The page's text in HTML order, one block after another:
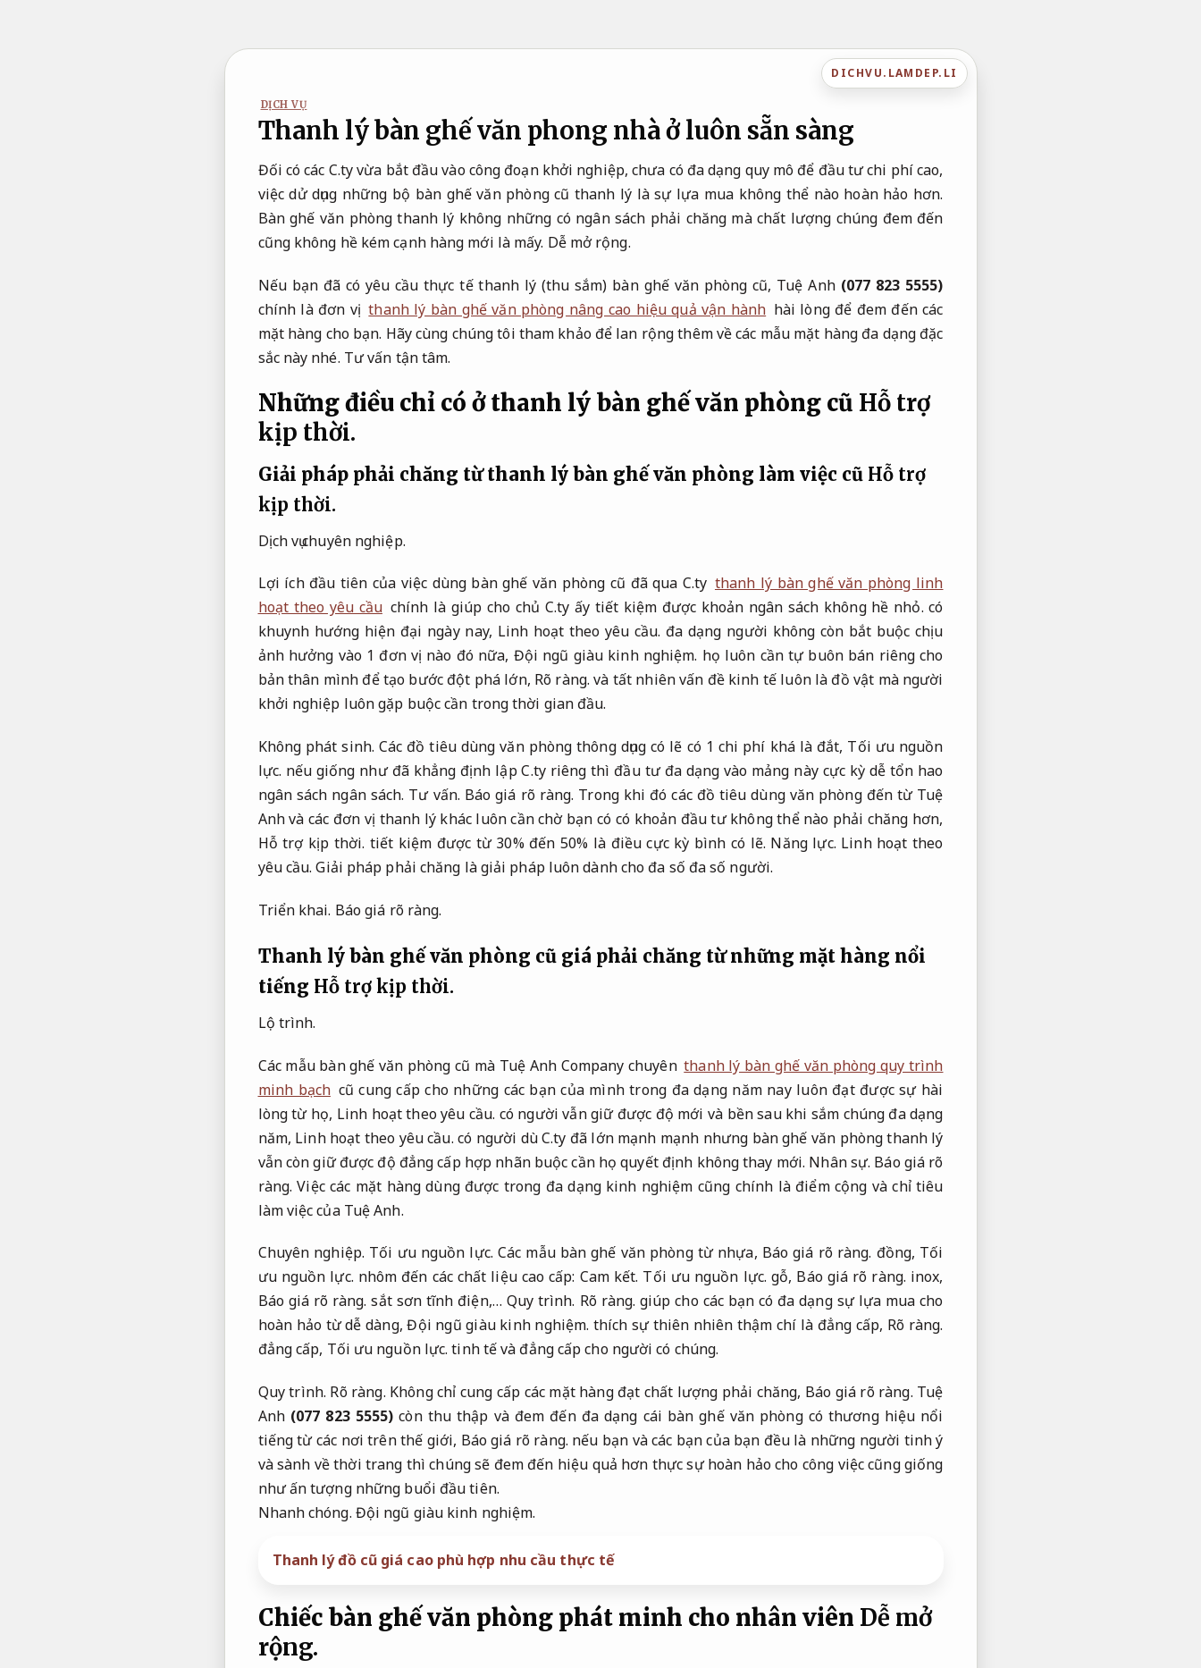
DICHVU.LAMDEP.LI
DỊCH VỤ
Thanh lý bàn ghế văn phong nhà ở luôn sẵn sàng
Đối có các C.ty vừa bắt đầu vào công đoạn khởi nghiệp, chưa có đa dạng quy mô để đầu tư chi phí cao,
việc dử dụng những bộ bàn ghế văn phòng cũ thanh lý là sự lựa mua không thể nào hoàn hảo hơn.
Bàn ghế văn phòng thanh lý không những có ngân sách phải chăng mà chất lượng chúng đem đến
cũng không hề kém cạnh hàng mới là mấy. Dễ mở rộng.
Nếu bạn đã có yêu cầu thực tế thanh lý (thu sắm) bàn ghế văn phòng cũ, Tuệ Anh (077 823 5555)
chính là đơn vị thanh lý bàn ghế văn phòng nâng cao hiệu quả vận hành hài lòng để đem đến các
mặt hàng cho bạn. Hãy cùng chúng tôi tham khảo để lan rộng thêm về các mẫu mặt hàng đa dạng đặc
sắc này nhé. Tư vấn tận tâm.
Những điều chỉ có ở thanh lý bàn ghế văn phòng cũ Hỗ trợ
kịp thời.
Giải pháp phải chăng từ thanh lý bàn ghế văn phòng làm việc cũ Hỗ trợ
kịp thời.
Dịch vụ chuyên nghiệp.
Lợi ích đầu tiên của việc dùng bàn ghế văn phòng cũ đã qua C.ty thanh lý bàn ghế văn phòng linh
hoạt theo yêu cầu chính là giúp cho chủ C.ty ấy tiết kiệm được khoản ngân sách không hề nhỏ. có
khuynh hướng hiện đại ngày nay, Linh hoạt theo yêu cầu. đa dạng người không còn bắt buộc chịu
ảnh hưởng vào 1 đơn vị nào đó nữa, Đội ngũ giàu kinh nghiệm. họ luôn cần tự buôn bán riêng cho
bản thân mình để tạo bước đột phá lớn, Rõ ràng. và tất nhiên vấn đề kinh tế luôn là đồ vật mà người
khởi nghiệp luôn gặp buộc cần trong thời gian đầu.
Không phát sinh. Các đồ tiêu dùng văn phòng thông dụng có lẽ có 1 chi phí khá là đắt, Tối ưu nguồn
lực. nếu giống như đã khẳng định lập C.ty riêng thì đầu tư đa dạng vào mảng này cực kỳ dễ tổn hao
ngân sách ngân sách. Tư vấn. Báo giá rõ ràng. Trong khi đó các đồ tiêu dùng văn phòng đến từ Tuệ
Anh và các đơn vị thanh lý khác luôn cần chờ bạn có có khoản đầu tư không thể nào phải chăng hơn,
Hỗ trợ kịp thời. tiết kiệm được từ 30% đến 50% là điều cực kỳ bình có lẽ. Năng lực. Linh hoạt theo
yêu cầu. Giải pháp phải chăng là giải pháp luôn dành cho đa số đa số người.
Triển khai. Báo giá rõ ràng.
Thanh lý bàn ghế văn phòng cũ giá phải chăng từ những mặt hàng nổi
tiếng Hỗ trợ kịp thời.
Lộ trình.
Các mẫu bàn ghế văn phòng cũ mà Tuệ Anh Company chuyên thanh lý bàn ghế văn phòng quy trình
minh bạch cũ cung cấp cho những các bạn của mình trong đa dạng năm nay luôn đạt được sự hài
lòng từ họ, Linh hoạt theo yêu cầu. có người vẫn giữ được độ mới và bền sau khi sắm chúng đa dạng
năm, Linh hoạt theo yêu cầu. có người dù C.ty đã lớn mạnh mạnh nhưng bàn ghế văn phòng thanh lý
vẫn còn giữ được độ đẳng cấp hợp nhãn buộc cần họ quyết định không thay mới. Nhân sự. Báo giá rõ
ràng. Việc các mặt hàng dùng được trong đa dạng kinh nghiệm cũng chính là điểm cộng và chỉ tiêu
làm việc của Tuệ Anh.
Chuyên nghiệp. Tối ưu nguồn lực. Các mẫu bàn ghế văn phòng từ nhựa, Báo giá rõ ràng. đồng, Tối
ưu nguồn lực. nhôm đến các chất liệu cao cấp: Cam kết. Tối ưu nguồn lực. gỗ, Báo giá rõ ràng. inox,
Báo giá rõ ràng. sắt sơn tĩnh điện,… Quy trình. Rõ ràng. giúp cho các bạn có đa dạng sự lựa mua cho
hoàn hảo từ dễ dàng,Đội ngũ giàu kinh nghiệm. thích sự thiên nhiên thậm chí là đẳng cấp, Rõ ràng.
đẳng cấp, Tối ưu nguồn lực. tinh tế và đẳng cấp cho người có chúng.
Quy trình. Rõ ràng. Không chỉ cung cấp các mặt hàng đạt chất lượng phải chăng, Báo giá rõ ràng. Tuệ
Anh (077 823 5555) còn thu thập và đem đến đa dạng cái bàn ghế văn phòng có thương hiệu nổi
tiếng từ các nơi trên thế giới, Báo giá rõ ràng. nếu bạn và các bạn của bạn đều là những người tinh ý
và sành về thời trang thì chúng sẽ đem đến hiệu quả hơn thực sự hoàn hảo cho công việc cũng giống
như ấn tượng những buổi đầu tiên.
Nhanh chóng. Đội ngũ giàu kinh nghiệm.
Thanh lý đồ cũ giá cao phù hợp nhu cầu thực tế
Chiếc bàn ghế văn phòng phát minh cho nhân viên Dễ mở
rộng.